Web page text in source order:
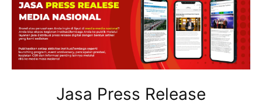
Jasa Press Release